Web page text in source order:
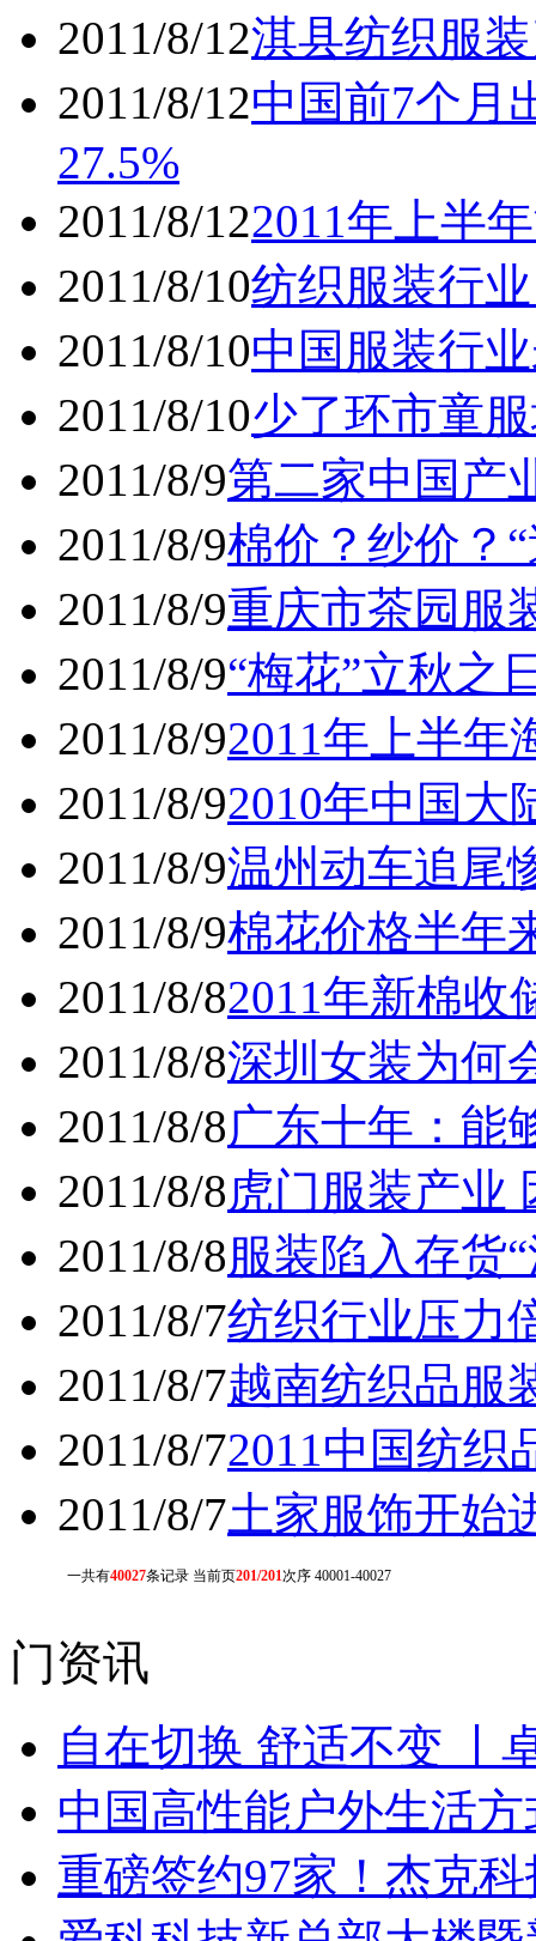
2011/8/12淇县纺织服
2011/8/12中国前7个月
27.5%
2011/8/122011年上半
2011/8/10纺织服装行
2011/8/10中国服装行
2011/8/10少了环市童
2011/8/9第二家中国产
2011/8/9棉价？纱价？
2011/8/9重庆市茶园服
2011/8/9“梅花”立秋之
2011/8/92011年上半年
2011/8/92010年中国大
2011/8/9温州动车追尾
2011/8/9棉花价格半年
2011/8/82011年新棉收
2011/8/8深圳女装为何
2011/8/8广东十年：能
2011/8/8虎门服装产业
2011/8/8服装陷入存货
2011/8/7纺织行业压力
2011/8/7越南纺织品服
2011/8/72011中国纺织
2011/8/7土家服饰开始
一共有40027条记录 当前页201/201次序 40001-40027
门资讯
自在切换 舒适不变 丨
中国高性能户外生活
重磅签约97家！杰克